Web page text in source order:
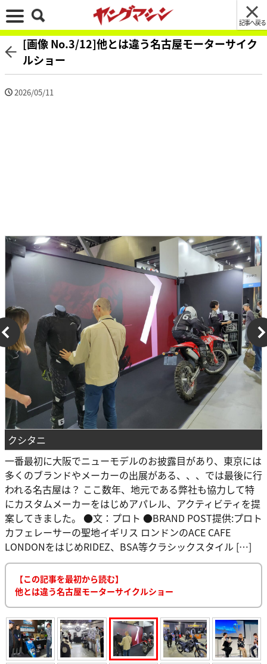
記事へ戻る
[画像 No.3/12]他とは違う名古屋モーターサイク
ルショー
2026/05/11
クシタニ
一番最初に大阪でニューモデルのお披露目があり、東京には
多くのブランドやメーカーの出展がある、、、では最後に行
われる名古屋は？ ここ数年、地元である弊社も協力して特
にカスタムメーカーをはじめアパレル、アクティビティを提
案してきました。 ●文：プロト ●BRAND POST提供:プロト
カフェレーサーの聖地イギリス ロンドンのACE CAFE
LONDONをはじめRIDEZ、BSA等クラシックスタイル […]
【この記事を最初から読む】
他とは違う名古屋モーターサイクルショー